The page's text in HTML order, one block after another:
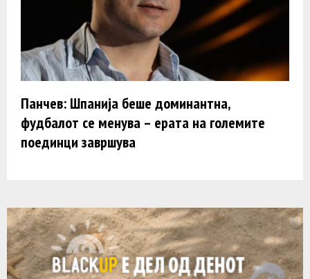
Панчев: Шпанија беше доминантна,
фудбалот се менува – ерата на големите
поединци завршува